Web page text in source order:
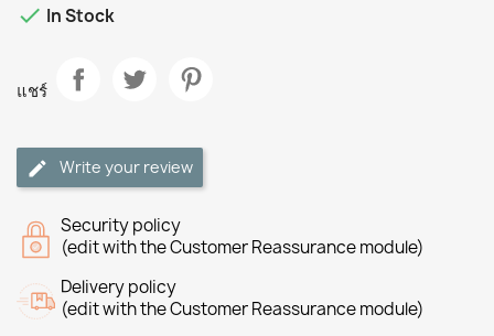
 In Stock
แชร์
Write your review
Security policy
(edit with the Customer Reassurance module)
Delivery policy
(edit with the Customer Reassurance module)